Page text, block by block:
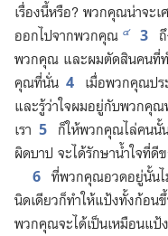
เรื่อง​นี้​หรือ? พวก​คุณ​น่า​จะ​เ
ออก​ไป​จาก​พวก​คุณ ๔ 3
พวก​คุณ และ​ผม​ตัดสิน​คน​ที่​
คุณ​ที่​นั่น 4 เมื่อ​พวก​คุณ​ปร
และ​รู้​ว่า​ใจ​ผม​อยู่​กับ​พวก​คุ
เรา 5 ก็​ให้​พวก​คุณ​ไล่​คน​นั้
ผิด​บาป จะ​ได้​รักษา​น้ำใจ​ที่​ดี​
6 ที่​พวก​คุณ​อวด​อยู่​นั้น​ไ
นิด​เดียว​ก็​ทำ​ให้​แป้ง​ทั้ง​ก้อน​
พวก​คุณ​จะ​ได้​เป็น​เหมือน​แป้